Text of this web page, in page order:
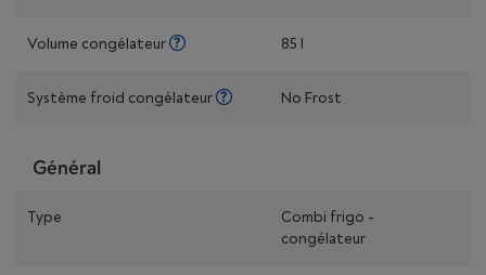
Volume congélateur 85 l
Système froid congélateur No Frost
Général
Type
Combi frigo -
congélateur